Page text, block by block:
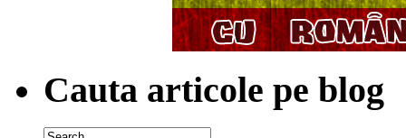
Cauta articole pe blog